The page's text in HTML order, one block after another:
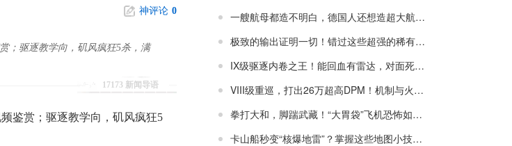
神评论 0
17173 新闻导语
；驱逐教学向，矶风疯狂5杀，满
鉴赏；驱逐教学向，矶风疯狂5
一艘航母都造不明白，德国人还想造超大航母？
极致的输出证明一切！错过这些超强的稀有战舰，还得再等一年？
IX级驱逐内卷之王！能回血有雷达，对面死活还打不着？
VIII级重巡，打出26万超高DPM！机制与火力的逆天组合，就是哈气的资本！
拳打大和，脚踹武藏！“大胃袋”飞机恐怖如斯！
卡山船秒变“核爆地雷”？掌握这些地图小技巧，上分就跟喝水一样轻松！